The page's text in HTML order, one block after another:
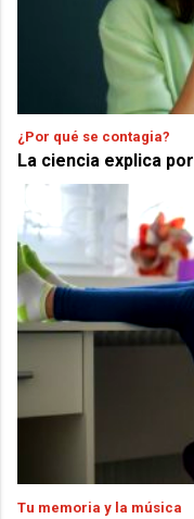
¿Por qué se contagia?
La ciencia explica
Tu memoria y la música